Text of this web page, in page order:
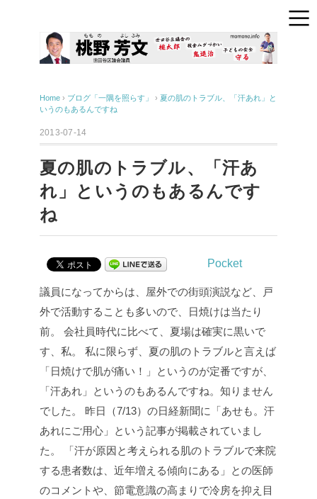
Home › ブログ「一隅を照らす」 › 夏の肌のトラブル、「汗あれ」と
いうのもあるんですね
2013-07-14
夏の肌のトラブル、「汗あ
れ」というのもあるんです
ね
Pocket
議員になってからは、屋外での街頭演説など、戸
外で活動することも多いので、日焼けは当たり
前。
会社員時代に比べて、夏場は確実に黒いで
す、私。
私に限らず、夏の肌のトラブルと言えば
「日焼けで肌が痛い！」というのが定番ですが、
「汗あれ」というのもあるんですね。知りません
でした。
昨日（7/13）の日経新聞に「あせも。汗
あれにご用心」という記事が掲載されていまし
た。
「汗が原因と考えられる肌のトラブルで来院
する患者数は、近年増える傾向にある」との医師
のコメントや、節電意識の高まりで冷房を抑え目